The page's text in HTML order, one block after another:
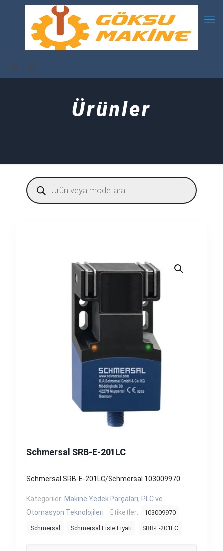
Ürünler
Products
search
Schmersal SRB-E-201LC
Schmersal SRB-E-201LC/Schmersal 103009970
Kategoriler: Makine Yedek Parçaları, PLC ve
Otomasyon Teknolojileri
Etiketler: 103009970
Schmersal Schmersal Liste Fiyatı SRB-E-201LC